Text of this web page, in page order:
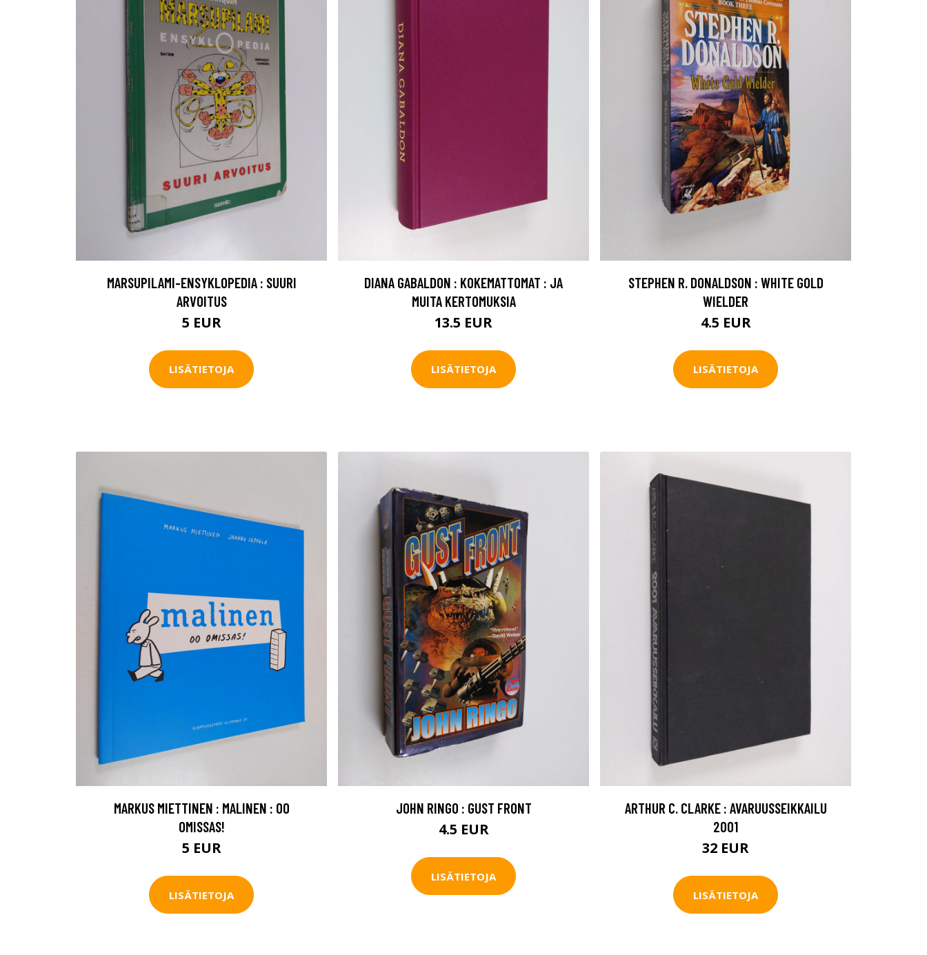
MARSUPILAMI-ENSYKLOPEDIA : SUURI
ARVOITUS
5 EUR
LISÄTIETOJA
DIANA GABALDON : KOKEMATTOMAT : JA
MUITA KERTOMUKSIA
13.5 EUR
LISÄTIETOJA
STEPHEN R. DONALDSON : WHITE GOLD
WIELDER
4.5 EUR
LISÄTIETOJA
MARKUS MIETTINEN : MALINEN : OO
OMISSAS!
5 EUR
LISÄTIETOJA
JOHN RINGO : GUST FRONT
4.5 EUR
LISÄTIETOJA
ARTHUR C. CLARKE : AVARUUSSEIKKAILU
2001
32 EUR
LISÄTIETOJA